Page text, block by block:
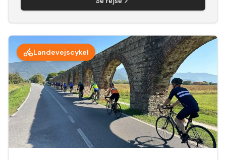
Landevejscykel